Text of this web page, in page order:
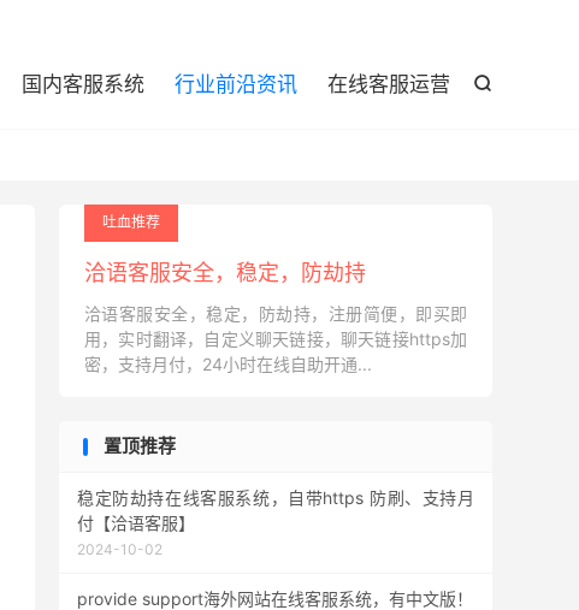

国内客服系统 行业前沿资讯 在线客服运营
吐血推荐
洽语客服安全，稳定，防劫持
洽语客服安全，稳定，防劫持，注册简便，即买即
用，实时翻译，自定义聊天链接，聊天链接https加
密，支持月付，24小时在线自助开通...
置顶推荐
稳定防劫持在线客服系统，自带https 防刷、支持月
付【洽语客服】
2024-10-02
provide support海外网站在线客服系统，有中文版！